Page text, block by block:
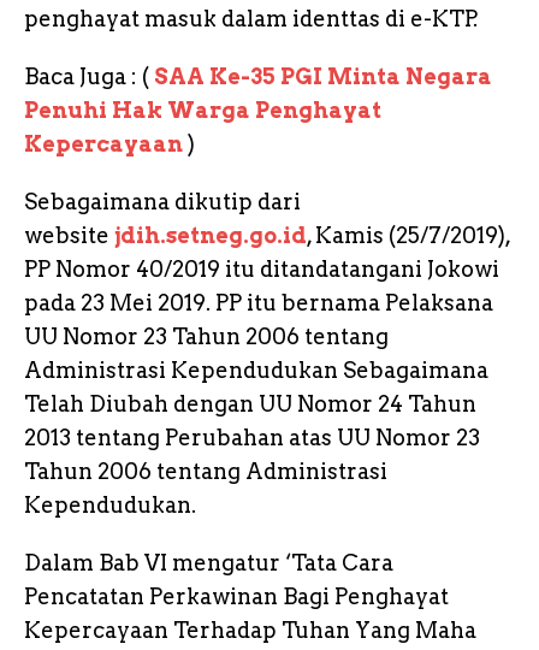
penghayat masuk dalam identtas di e-KTP.
Baca Juga : ( SAA Ke-35 PGI Minta Negara
Penuhi Hak Warga Penghayat
Kepercayaan)
Sebagaimana dikutip dari
website jdih.setneg.go.id, Kamis (25/7/2019),
PP Nomor 40/2019 itu ditandatangani Jokowi
pada 23 Mei 2019. PP itu bernama Pelaksana
UU Nomor 23 Tahun 2006 tentang
Administrasi Kependudukan Sebagaimana
Telah Diubah dengan UU Nomor 24 Tahun
2013 tentang Perubahan atas UU Nomor 23
Tahun 2006 tentang Administrasi
Kependudukan.
Dalam Bab VI mengatur ‘Tata Cara
Pencatatan Perkawinan Bagi Penghayat
Kepercayaan Terhadap Tuhan Yang Maha